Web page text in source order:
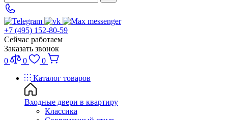
+7 (495) 152-80-59
Сейчас работаем
Заказать звонок
0
0
0
Каталог товаров
Входные двери в квартиру
Классика